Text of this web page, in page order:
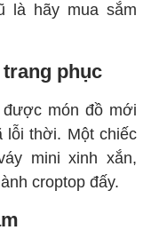
là hãy mua sắm
phục
món đồ mới
lỗi thời. Một chiếc
mini xinh xắn,
croptop đấy.